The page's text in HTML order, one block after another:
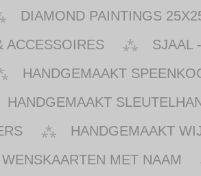
DIAMOND PAINTINGS
ACCESSOIRES
SJAAL
HANDGEMAAKT
HANDGEMAAKT
HANDGEMAAKT
WENSKAARTEN MET NAAM